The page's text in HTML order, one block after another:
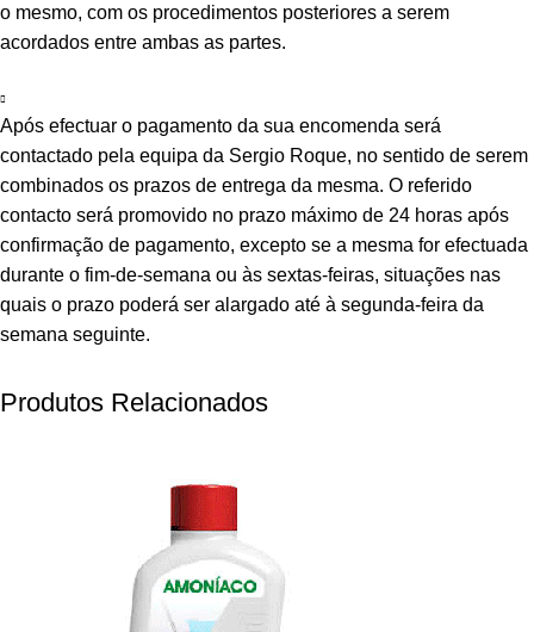
o mesmo, com os procedimentos posteriores a serem
acordados entre ambas as partes.
Após efectuar o pagamento da sua encomenda será
contactado pela equipa da Sergio Roque, no sentido de serem
combinados os prazos de entrega da mesma. O referido
contacto será promovido no prazo máximo de 24 horas após
confirmação de pagamento, excepto se a mesma for efectuada
durante o fim-de-semana ou às sextas-feiras, situações nas
quais o prazo poderá ser alargado até à segunda-feira da
semana seguinte.
Produtos Relacionados